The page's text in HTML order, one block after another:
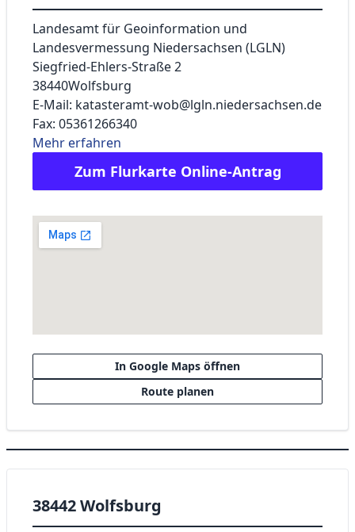
Landesamt für Geoinformation und
Landesvermessung Niedersachsen (LGLN)
Siegfried-Ehlers-Straße 2
38440Wolfsburg
E-Mail: katasteramt-wob@lgln.niedersachsen.de
Fax: 05361266340
Mehr erfahren
Zum Flurkarte Online-Antrag
In Google Maps öffnen
Route planen
38442 Wolfsburg